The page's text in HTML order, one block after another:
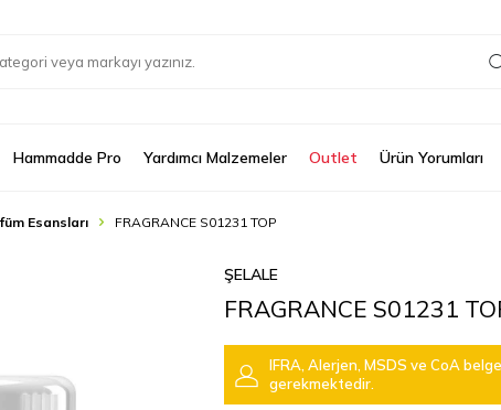
Hammadde Pro Yardımcı Malzemeler Outlet Ürün Yorumları
Esansları FRAGRANCE S01231 TOP
ŞELALE
FRAGRANCE S01231
IFRA, Alerjen, MSDS ve CoA
gerekmektedir.